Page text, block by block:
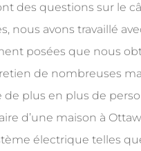
des questions sur le
nous avons travaillé
posées que nous
de nombreuses
de plus en plus de
d’une maison à
électrique telles